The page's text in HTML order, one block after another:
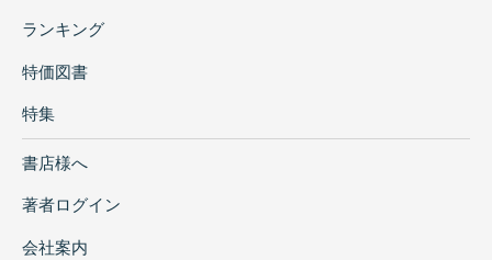
ランキング
特価図書
特集
書店様へ
著者ログイン
会社案内